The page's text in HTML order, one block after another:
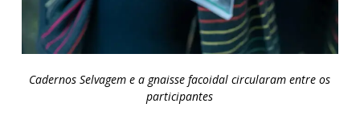
Cadernos Selvagem e a gnaisse facoidal circularam entre os
participantes